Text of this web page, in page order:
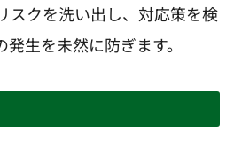
スクを洗い出し、対応策を検
生を未然に防ぎます。